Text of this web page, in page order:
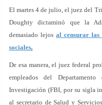
El martes 4 de julio, el juez del
Doughty dictaminó que la
demasiado lejosal censurar las
sociales.
De esa manera, el juez federal
empleados del
Investigación (FBI, por su sigla
al secretario de Salud y